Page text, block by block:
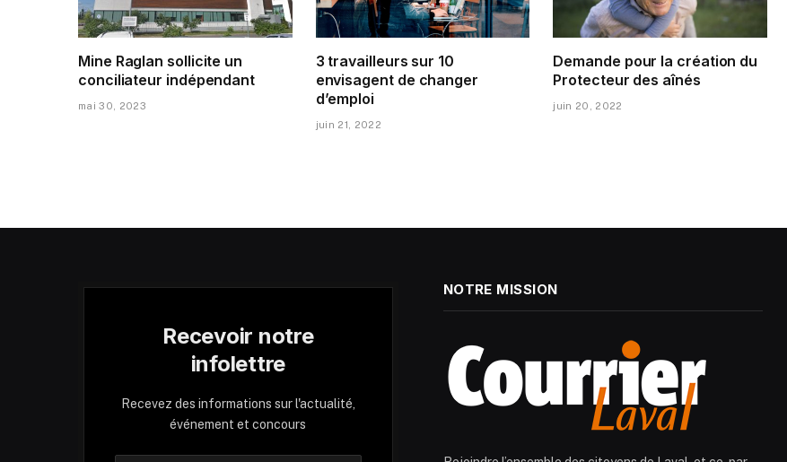
Mine Raglan sollicite un
conciliateur indépendant
mai 30, 2023
3 travailleurs sur 10
envisagent de changer
d’emploi
juin 21, 2022
Demande pour la création du
Protecteur des aînés
juin 20, 2022
Recevoir notre
infolettre
Recevez des informations sur l'actualité,
événement et concours
NOTRE MISSION